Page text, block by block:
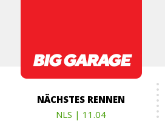
NÄCHSTES RENNEN
NLS | 11.04